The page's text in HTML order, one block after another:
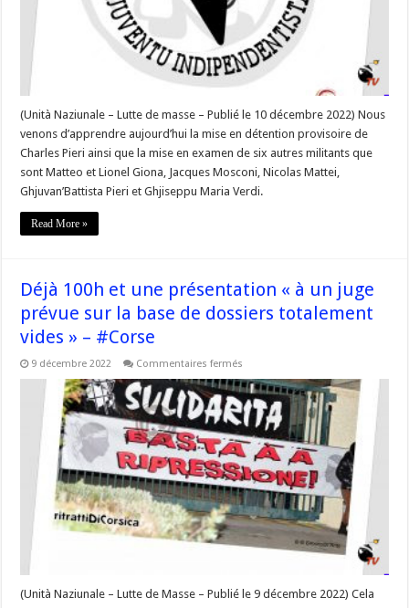
apporter
son
total
soutien
aux
militants
et
à
familles »
–
#Corse
(Unità Naziunale – Lutte de masse – Publié le 10 décembre 2022) Nous
venons d’apprendre aujourd’hui la mise en détention provisoire de
Charles Pieri ainsi que la mise en examen de six autres militants que
sont Matteo et Lionel Giona, Jacques Mosconi, Nicolas Mattei,
Ghjuvan’Battista Pieri et Ghjiseppu Maria Verdi.
Read More »
Déjà 100h et une présentation « à un juge
prévue sur la base de dossiers totalement
vides » – #Corse
9 décembre 2022 Commentaires fermés
100h
et
une
présentation
« à
un
juge
prévue
sur
la
base
de
dossiers
totalement
vides »
(Unità Naziunale – Lutte de Masse – Publié le 9 décembre 2022) Cela